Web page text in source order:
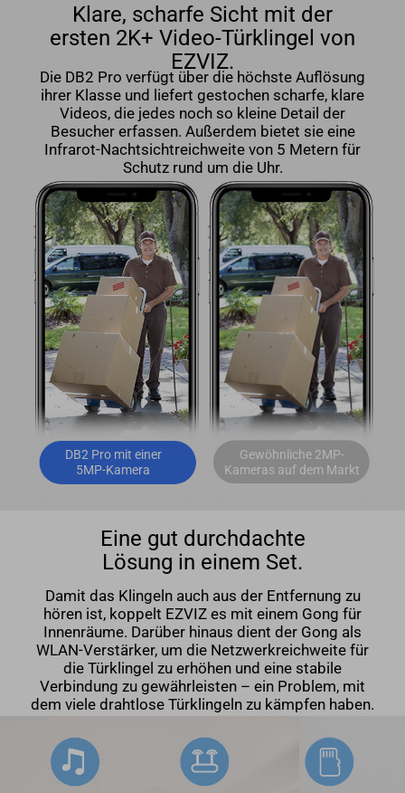
Klare, scharfe Sicht mit der
ersten 2K+ Video-Türklingel von
EZVIZ.
Die DB2 Pro verfügt über die höchste Auflösung
ihrer Klasse und liefert gestochen scharfe, klare
Videos, die jedes noch so kleine Detail der
Besucher erfassen. Außerdem bietet sie eine
Infrarot-Nachtsichtreichweite von 5 Metern für
Schutz rund um die Uhr.
DB2 Pro mit einer
5MP-Kamera
Gewöhnliche 2MP-
Kameras auf dem Markt
Eine gut durchdachte
Lösung in einem Set.
Damit das Klingeln auch aus der Entfernung zu
hören ist, koppelt EZVIZ es mit einem Gong für
Innenräume. Darüber hinaus dient der Gong als
WLAN-Verstärker, um die Netzwerkreichweite für
die Türklingel zu erhöhen und eine stabile
Verbindung zu gewährleisten – ein Problem, mit
dem viele drahtlose Türklingeln zu kämpfen haben.